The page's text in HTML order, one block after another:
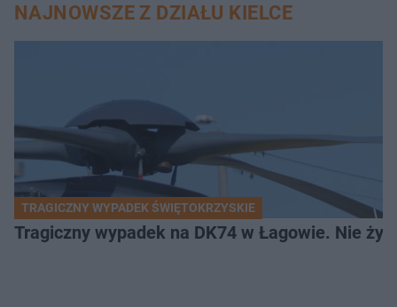
NAJNOWSZE Z DZIAŁU KIELCE
TRAGICZNY WYPADEK ŚWIĘTOKRZYSKIE
Tragiczny wypadek na DK74 w Łagowie. Nie